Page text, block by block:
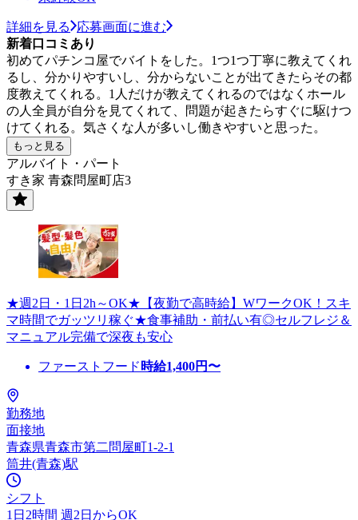
詳細を見る
応募画面に進む
新着口コミあり
初めてパチンコ屋でバイトをした。1つ1つ丁寧に教えてくれ
るし、分かりやすいし、分からないことが出てきたらその都
度教えてくれる。1人だけが教えてくれるのではなくホール
の人全員が自分を見てくれて、問題が起きたらすぐに駆けつ
けてくれる。気さくな人が多いし働きやすいと思った。
もっと見る
アルバイト・パート
すき家 青森問屋町店3
★週2日・1日2h～OK★【夜勤で高時給】WワークOK！スキ
マ時間でガッツリ稼ぐ★食事補助・前払い有◎セルフレジ＆
マニュアル完備で深夜も安心
ファーストフード 時給1,400円〜
勤務地
面接地
青森県青森市第二問屋町1-2-1
筒井(青森)駅
シフト
1日2時間 週2日からOK